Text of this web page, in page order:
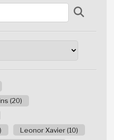
(20)
Leonor Xavier (10)